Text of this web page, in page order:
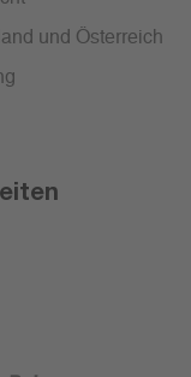
und Österreich